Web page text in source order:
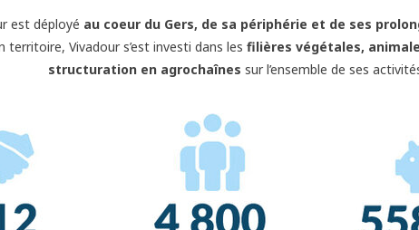
est déployé au coeur du Gers, de sa périphérie et de ses
territoire, Vivadour s’est investi dans les filières végétales,
structuration en agrochaînes sur l’ensemble de ses